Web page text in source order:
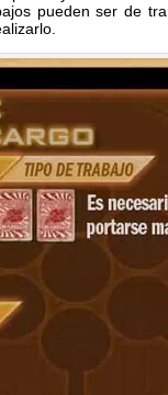
pueden ser de